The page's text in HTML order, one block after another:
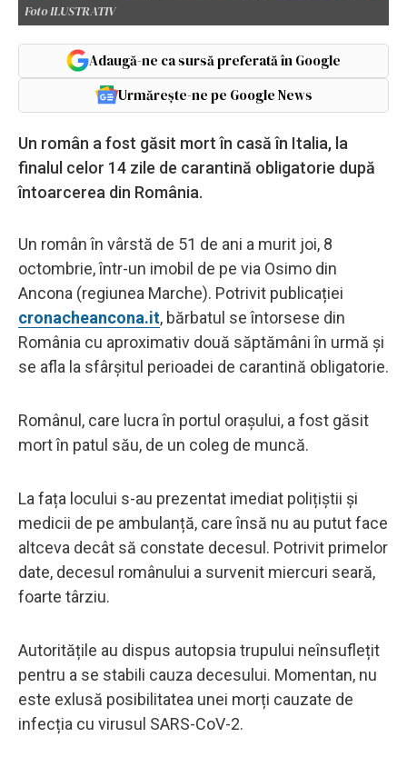
Foto ILUSTRATIV
Adaugă-ne ca sursă preferată în Google
Urmărește-ne pe Google News
Un român a fost găsit mort în casă în Italia, la
finalul celor 14 zile de carantină obligatorie după
întoarcerea din România.
Un român în vârstă de 51 de ani a murit joi, 8
octombrie, într-un imobil de pe via Osimo din
Ancona (regiunea Marche). Potrivit publicației
cronacheancona.it, bărbatul se întorsese din
România cu aproximativ două săptămâni în urmă și
se afla la sfârșitul perioadei de carantină obligatorie.
Românul, care lucra în portul orașului, a fost găsit
mort în patul său, de un coleg de muncă.
La fața locului s-au prezentat imediat polițiștii și
medicii de pe ambulanță, care însă nu au putut face
altceva decât să constate decesul. Potrivit primelor
date, decesul românului a survenit miercuri seară,
foarte târziu.
Autoritățile au dispus autopsia trupului neînsuflețit
pentru a se stabili cauza decesului. Momentan, nu
este exlusă posibilitatea unei morți cauzate de
infecția cu virusul SARS-CoV-2.